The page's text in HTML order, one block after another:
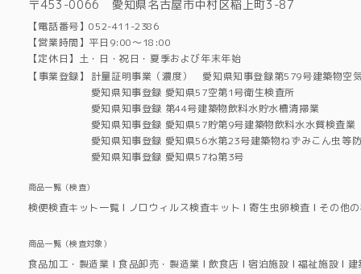
〒453-0066 愛知県名古屋市中村区稲上町3-87
【電話番号】052-411-2386
【営業時間】平日9:00～18:00
【定休日】土・日・祝日・夏季および年末年始
【事業登録】
計量証明事業（濃度） 愛知県知事登録第579号建築物空
愛知県知事登録 愛知県57空第1号衛生検査所
愛知県知事登録 第44号建築物飲料水貯水槽清掃業
愛知県知事登録 愛知県57貯第9号建築物飲料水水質検査業
愛知県知事登録 愛知県56水第23号建築物ねずみこん虫等
愛知県知事登録 愛知県57ね第3号
商品一覧（検査）
検便検査キット一覧 ノロウィルス検査キット 寄生虫卵検査 その他
商品一覧（検査対象）
食品加工・製造業 食品卸売・製造業 飲食店 宿泊施設 福祉施設